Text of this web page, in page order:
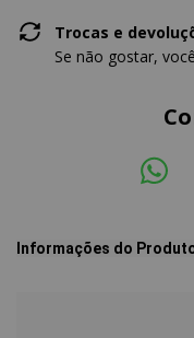
Trocas e
Se não gostar,
Informações do